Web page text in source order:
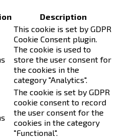
Description
This cookie is set by GDPR
Cookie Consent plugin.
The cookie is used to
store the user consent for
the cookies in the
category "Analytics".
The cookie is set by GDPR
cookie consent to record
the user consent for the
cookies in the category
"Functional".